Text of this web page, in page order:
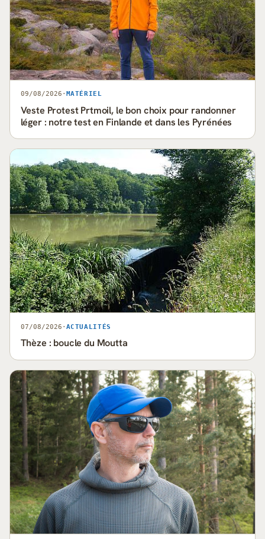
09/08/2026 · MATÉRIEL
Veste Protest Prtmoil, le bon choix pour randonner
léger : notre test en Finlande et dans les Pyrénées
07/08/2026 · ACTUALITÉS
Thèze : boucle du Moutta